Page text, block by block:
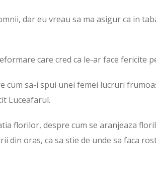
dar eu vreau sa ma asigur ca in
care cred ca le-ar face fericite
cum sa-i spui unei femei lucruri
Luceafarul.
florilor, despre cum se aranjeaza
din oras, ca sa stie de unde sa faca